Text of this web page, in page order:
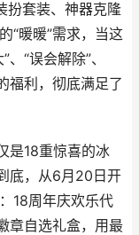
扮套装、神器克隆
“暖暖”需求，当这
“误会解除”、
福利，彻底满足了
18重惊喜的冰
底，从6月20日开
18周年庆欢乐代
章自选礼盒，用最